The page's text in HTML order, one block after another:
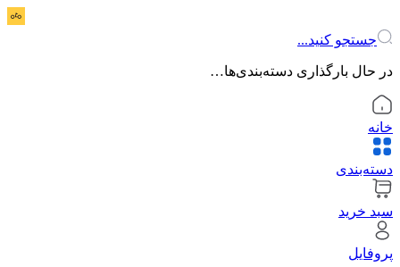
جستجو کنید...
در حال بارگذاری دسته‌بندی‌ها…
خانه
دسته‌بندی
سبد خرید
پروفایل